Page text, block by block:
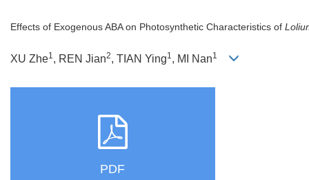
Effects of Exogenous ABA on Photosynthetic Characteristics of
XU Zhe1, REN Jian2, TIAN Ying1, MI Nan1
PDF